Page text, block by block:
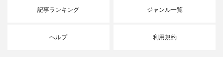
記事ランキング ジャンル一覧
ヘルプ 利用規約